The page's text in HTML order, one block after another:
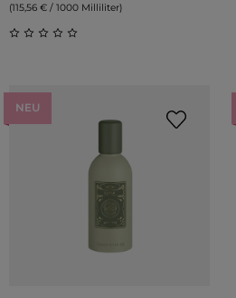
(115,56 € / 1000 Milliliter)
NEU